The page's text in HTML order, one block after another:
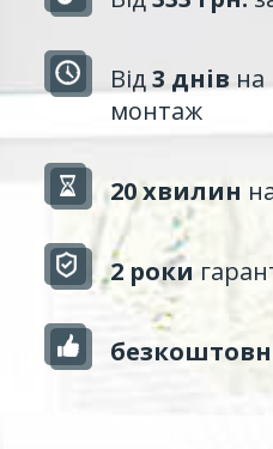
Від3 днів на
монтаж
20 хвилин
2 роки